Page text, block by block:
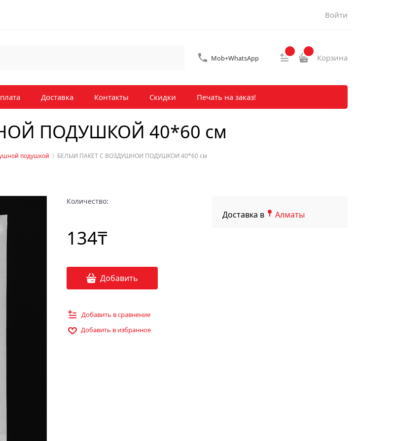
Войти
Mob+WhatsApp Корзина
Доставка Контакты Скидки Печать на заказ!
ПОДУШКОЙ 40*60 см
подушкой БЕЛЫЙ ПАКЕТ С ВОЗДУШНОЙ ПОДУШКОЙ 40*60 см
Количество:
134₸
Добавить
Добавить в сравнение
Добавить в избранное
Доставка в Алматы